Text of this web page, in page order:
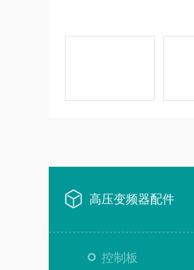
高压变频器配件
控制板